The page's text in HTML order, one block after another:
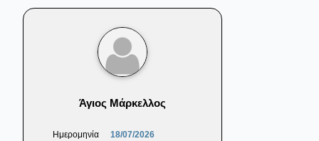
Άγιος Μάρκελλος
Ημερομηνία
18/07/2026